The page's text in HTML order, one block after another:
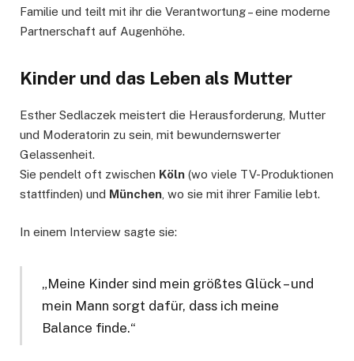
Familie und teilt mit ihr die Verantwortung – eine moderne
Partnerschaft auf Augenhöhe.
Kinder und das Leben als Mutter
Esther Sedlaczek meistert die Herausforderung, Mutter
und Moderatorin zu sein, mit bewundernswerter
Gelassenheit.
Sie pendelt oft zwischen Köln (wo viele TV-Produktionen
stattfinden) und München , wo sie mit ihrer Familie lebt.
In einem Interview sagte sie:
„Meine Kinder sind mein größtes Glück – und
mein Mann sorgt dafür, dass ich meine
Balance finde.“